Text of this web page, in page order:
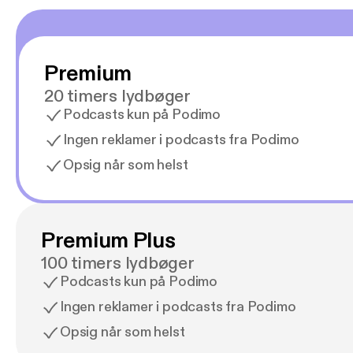
Premium
20 timers lydbøger
Podcasts kun på Podimo
Ingen reklamer i podcasts fra Podimo
Opsig når som helst
Premium Plus
100 timers lydbøger
Podcasts kun på Podimo
Ingen reklamer i podcasts fra Podimo
Opsig når som helst